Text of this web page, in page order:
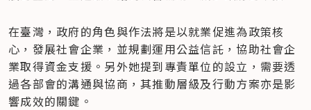
在臺灣，政府的角色與作法將是以就業促進為政策核
心，發展社會企業，並規劃運用公益信託，協助社會企
業取得資金支援。另外她提到專責單位的設立，需要透
過各部會的溝通與協商，其推動層級及行動方案亦是影
響成效的關鍵。